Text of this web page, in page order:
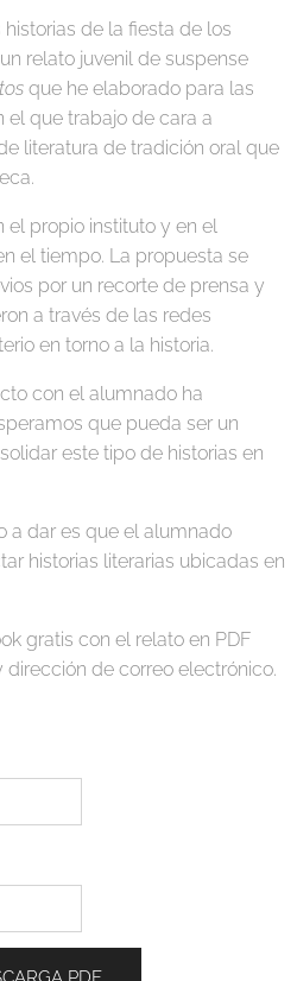
de la fiesta de los
relato juvenil de suspense
que he elaborado para las
el que trabajo de cara a
literatura de tradición oral que
el propio instituto y en el
el tiempo. La propuesta se
por un recorte de prensa y
a través de las redes
en torno a la historia.
con el alumnado ha
que pueda ser un
este tipo de historias en
a dar es que el alumnado
historias literarias ubicadas en
gratis con el relato en PDF
de correo electrónico.